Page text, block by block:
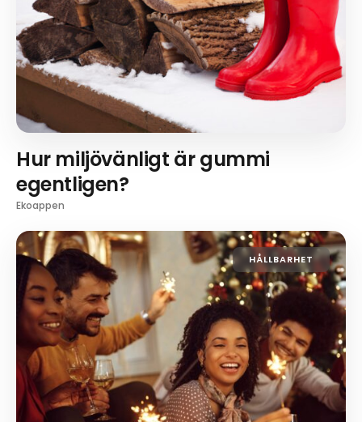
Hur miljövänligt är gummi
egentligen?
Ekoappen
HÅLLBARHET